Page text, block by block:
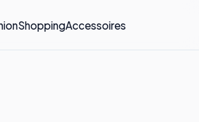
ShoppingAccessoires